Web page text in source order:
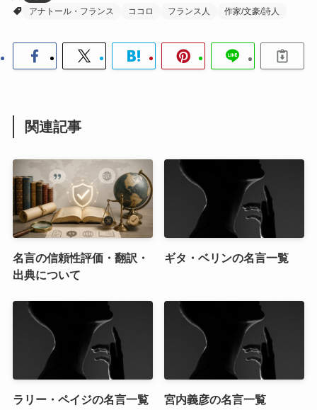
アナトール・フランス
ココロ フランス人 作家/文豪/詩人
関連記事
名言の信頼性評価・翻訳・
出典について
ギタ・ベリンの名言一覧
ラリー・ペイジの名言一覧 宮内義彦の名言一覧